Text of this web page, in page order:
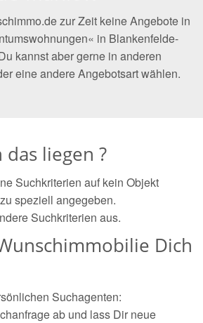
zur Zeit keine Angebote in
in Blankenfelde-
kannst aber gerne in anderen
eine andere Angebotsart wählen.
liegen ?
Suchkriterien auf kein Objekt
speziell angegeben.
Suchkriterien aus.
Dich
Suchagenten:
ab und lass Dir neue